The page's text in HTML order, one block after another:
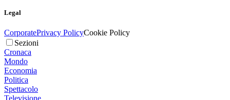
Legal
CorporatePrivacy PolicyCookie Policy
Sezioni
Cronaca
Mondo
Economia
Politica
Spettacolo